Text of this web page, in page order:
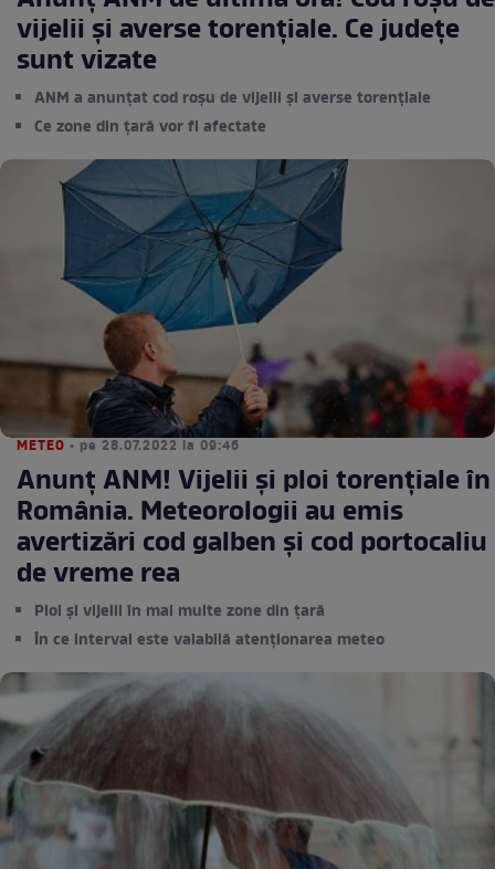
vijelii și averse torențiale. Ce județe
sunt vizate
ANM a anunțat cod roșu de vijelii și averse torențiale
Ce zone din țară vor fi afectate
METEO • pe 28.07.2022 la 09:46
Anunț ANM! Vijelii și ploi torențiale în
România. Meteorologii au emis
avertizări cod galben și cod portocaliu
de vreme rea
Ploi și vijelii în mai multe zone din țară
În ce interval este valabilă atenționarea meteo